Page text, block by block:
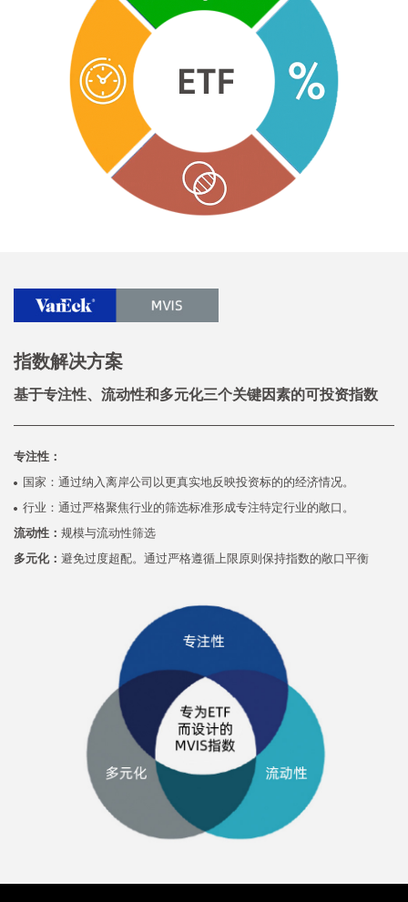
指数解决方案
基于专注性、流动性和多元化三个关键因素的可投资指数
专注性：
国家：通过纳入离岸公司以更真实地反映投资标的的经济情况。
行业：通过严格聚焦行业的筛选标准形成专注特定行业的敞口。
流动性： 规模与流动性筛选
多元化： 避免过度超配。通过严格遵循上限原则保持指数的敞口平衡